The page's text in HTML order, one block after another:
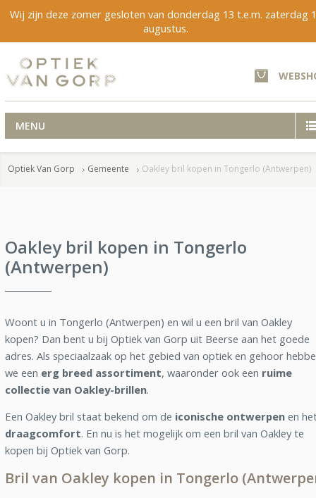
Wij zijn deze zomer gesloten van donderdag 13 t.e.m. zaterdag
augustus.
MENU
Optiek Van Gorp Gemeente Oakley bril kopen in Tongerlo (Antwerpen)
Oakley bril kopen in Tongerlo
(Antwerpen)
Woont u in Tongerlo (Antwerpen) en wil u een bril van Oakley
kopen? Dan bent u bij Optiek van Gorp uit Beerse aan het goede
adres. Als speciaalzaak op het gebied van optiek en gehoor
we een erg breed assortiment, waaronder ook een ruime
collectie van Oakley-brillen.
Een Oakley bril staat bekend om de iconische ontwerpen en
draagcomfort. En nu is het mogelijk om een bril van Oakley te
kopen bij Optiek van Gorp.
Bril van Oakley kopen in Tongerlo